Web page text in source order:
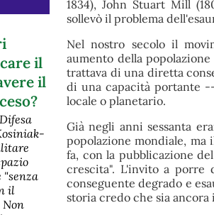
il
il
il
Non
1834), John Stuart Mill
sollevò il problema
Nel nostro secolo il
aumento della
trattava di una diretta
di una capacità portante
locale o planetario.
Già negli anni sessanta
popolazione mondiale, ma
fa, con la pubblicazione
crescita". L'invito a porre
conseguente degrado e
storia credo che sia